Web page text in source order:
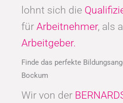
lohnt sich die
für Arbeitnehmer, als
Arbeitgeber.
Finde das perfekte
Bockum
Wir von der